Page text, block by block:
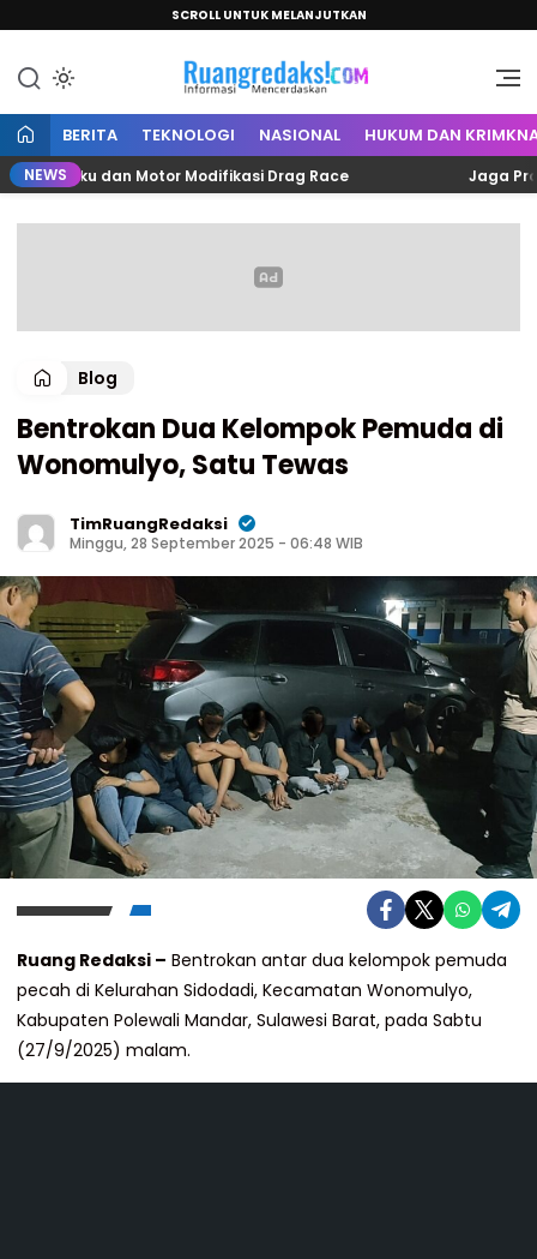
SCROLL UNTUK MELANJUTKAN
Ruang Redaksi
Informasi Mencerdaskan
BERITA TEKNOLOGI NASIONAL HUKUM DAN
NEWSdan Motor Modifikasi Drag Race Jaga
Blog
Bentrokan Dua Kelompok Pemuda di
Wonomulyo, Satu Tewas
TimRuangRedaksi
Minggu, 28 September 2025 - 06:48 WIB
Ruang Redaksi – Bentrokan antar dua kelompok pemuda
pecah di Kelurahan Sidodadi, Kecamatan Wonomulyo,
Kabupaten Polewali Mandar, Sulawesi Barat, pada Sabtu
(27/9/2025) malam.